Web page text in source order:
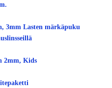
3mm Lasten märkäpuku
2mm, Kids